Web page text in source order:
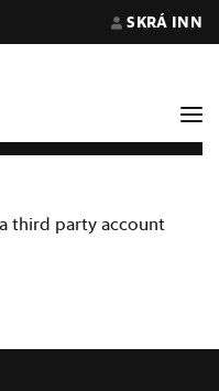
SKRÁ INN
third party account